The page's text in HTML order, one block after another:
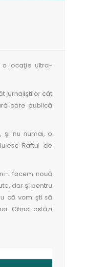
o locaţie ultra-
jurnaliştilor cât
care publică
şi nu numai, o
Raftul de
l facem nouă
dar şi pentru
că vom şti să
Citind astăzi